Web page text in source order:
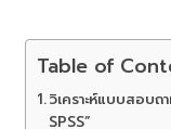
Table of
วิเคราะห์แบบสอบถ
SPSS”